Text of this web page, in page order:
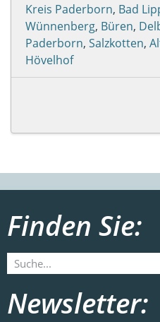
Kreis Paderborn, Bad
Wünnenberg, Büren,
Paderborn, Salzkotten,
Hövelhof
Finden Sie:
Newsletter: